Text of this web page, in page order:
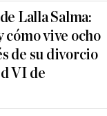
Lalla Salma:
cómo vive ocho
de su divorcio
VI de